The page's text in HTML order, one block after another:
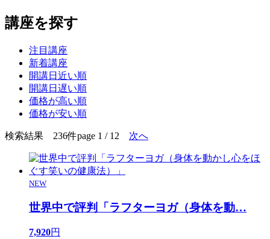
講座を探す
注目講座
新着講座
開講日近い順
開講日遅い順
価格が高い順
価格が安い順
検索結果 236件page 1 / 12 次へ
NEW
世界中で評判「ラフターヨガ（身体を動…
7,920円